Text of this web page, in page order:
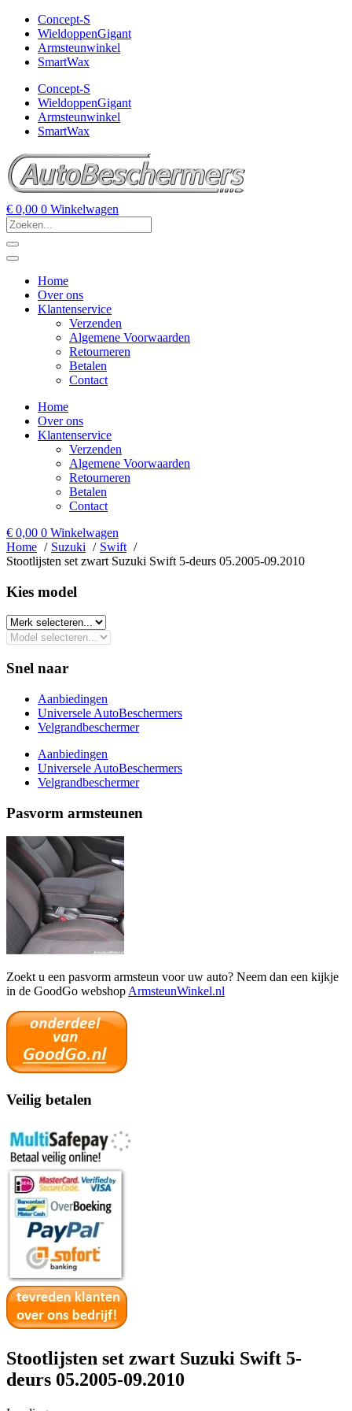
Concept-S
WieldoppenGigant
Armsteunwinkel
SmartWax
Concept-S
WieldoppenGigant
Armsteunwinkel
SmartWax
€ 0,00 0 Winkelwagen
Home
Over ons
Klantenservice
Verzenden
Algemene Voorwaarden
Retourneren
Betalen
Contact
Home
Over ons
Klantenservice
Verzenden
Algemene Voorwaarden
Retourneren
Betalen
Contact
€ 0,00 0 Winkelwagen
Home
Suzuki
Swift
Stootlijsten set zwart Suzuki Swift 5-deurs 05.2005-09.2010
Kies model​
Snel naar
Aanbiedingen
Universele AutoBeschermers
Velgrandbeschermer
Aanbiedingen
Universele AutoBeschermers
Velgrandbeschermer
Pasvorm armsteunen
Zoekt u een pasvorm armsteun voor uw auto? Neem dan een kijkje
in de GoodGo webshop ArmsteunWinkel.nl
Veilig betalen
Stootlijsten set zwart Suzuki Swift 5-
deurs 05.2005-09.2010